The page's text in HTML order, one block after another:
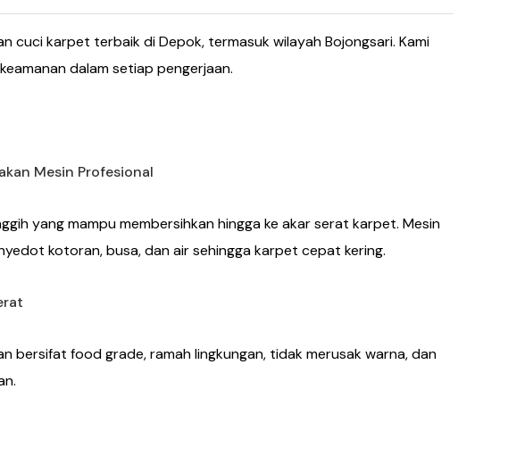
cuci karpet terbaik di Depok, termasuk wilayah Bojongsari. Kami
dalam setiap pengerjaan.
Mesin Profesional
yang mampu membersihkan hingga ke akar serat karpet. Mesin
kotoran, busa, dan air sehingga karpet cepat kering.
bersifat food grade, ramah lingkungan, tidak merusak warna, dan